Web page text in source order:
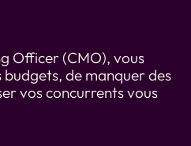
Officer (CMO), vous
de manquer des
vos concurrents vous